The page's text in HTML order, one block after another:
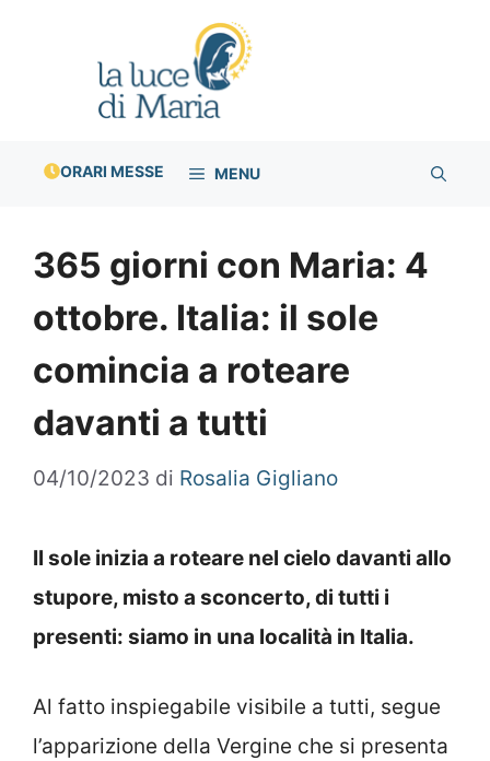
ORARI MESSE MENU
365 giorni con Maria: 4
ottobre. Italia: il sole
comincia a roteare
davanti a tutti
04/10/2023 di Rosalia Gigliano
Il sole inizia a roteare nel cielo davanti allo
stupore, misto a sconcerto, di tutti i
presenti: siamo in una località in Italia.
Al fatto inspiegabile visibile a tutti, segue
l’apparizione della Vergine che si presenta